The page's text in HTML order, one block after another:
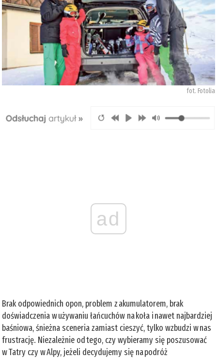
fot. Fotolia
ad
Brak odpowiednich opon, problem z akumulatorem, brak
doświadczenia w używaniu łańcuchów na koła i nawet najbardziej
baśniowa, śnieżna sceneria zamiast cieszyć, tylko wzbudzi w nas
frustrację. Niezależnie od tego, czy wybieramy się poszusować
w Tatry czy w Alpy, jeżeli decydujemy się na podróż